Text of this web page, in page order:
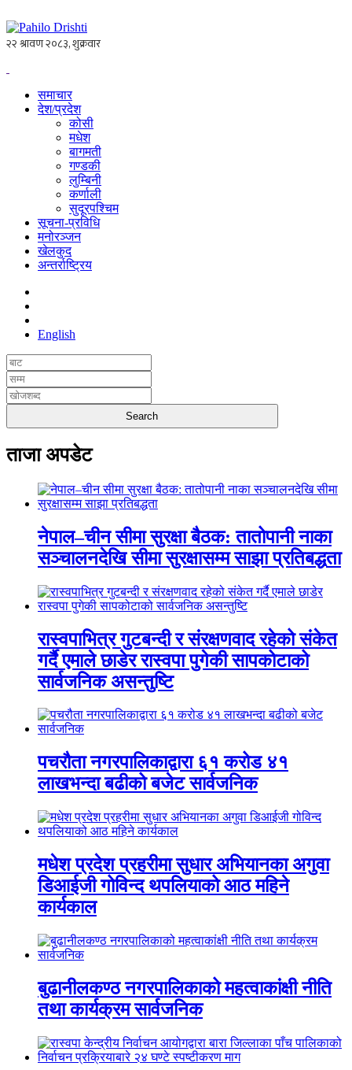
समाचार
देश/प्रदेश
कोसी
मधेश
बागमती
गण्डकी
लुम्बिनी
कर्णाली
सुदूरपश्चिम
सूचना-प्रविधि
मनोरञ्जन
खेलकुद
अन्तर्राष्ट्रिय
English
ताजा अपडेट
नेपाल–चीन सीमा सुरक्षा बैठक: तातोपानी नाका
सञ्चालनदेखि सीमा सुरक्षासम्म साझा प्रतिबद्धता
रास्वपाभित्र गुटबन्दी र संरक्षणवाद रहेको संकेत
गर्दै एमाले छाडेर रास्वपा पुगेकी सापकोटाको
सार्वजनिक असन्तुष्टि
पचरौता नगरपालिकाद्वारा ६१ करोड ४१
लाखभन्दा बढीको बजेट सार्वजनिक
मधेश प्रदेश प्रहरीमा सुधार अभियानका अगुवा
डिआईजी गोविन्द थपलियाको आठ महिने
कार्यकाल
बुढानीलकण्ठ नगरपालिकाको महत्वाकांक्षी नीति
तथा कार्यक्रम सार्वजनिक